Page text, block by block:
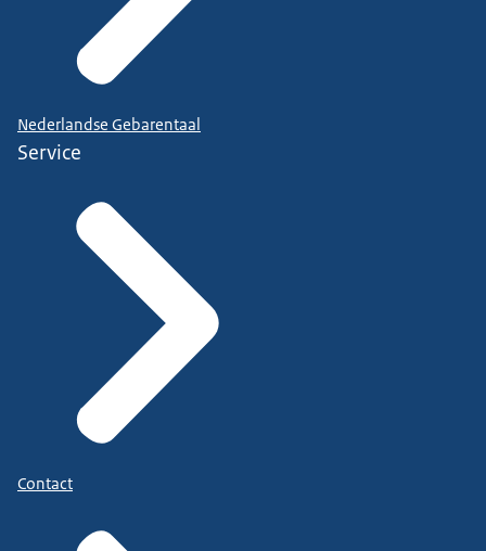
Nederlandse Gebarentaal
Service
Contact